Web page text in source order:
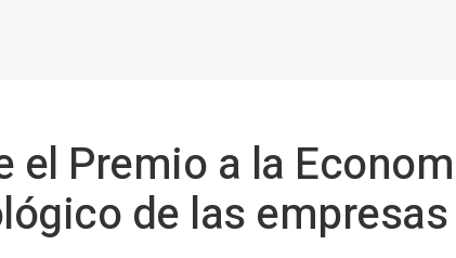
el Premio a la
de las empresas